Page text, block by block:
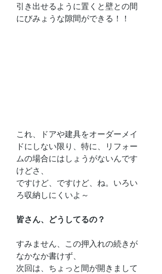
引き出せるように置くと壁との間
にびみょうな隙間ができる！！
これ、ドアや建具をオーダーメイ
ドにしない限り、特に、リフォー
ムの場合にはしょうがないんです
けどさ、
ですけど、ですけど、ね。いろい
ろ収納しにくいよ～
皆さん、どうしてるの？
すみません、この押入れの続きが
なかなか書けず、
次回は、ちょっと間が開きまして